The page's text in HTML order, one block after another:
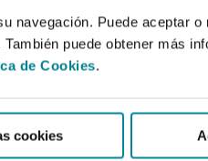
navegación. Puede aceptar
puede obtener más
de Cookies.
cookies
obliga a releer y revisar
que ha experimentado el
inquietudes, y en qué
de unos resultados
2005-2006, aunque
a los agricultores y a
los retos que quedan